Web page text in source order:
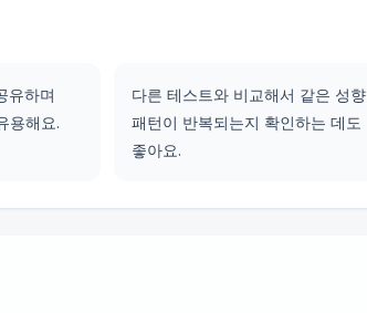
유하며
용해요.
다른 테스트와 비교해서 같은 성향
패턴이 반복되는지 확인하는 데도
좋아요.